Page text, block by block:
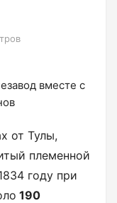
от Тулы,
племенной
году при
190